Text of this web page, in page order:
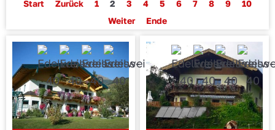
Start
Zurück 1 2 3 4 5 6 7 8 9
10
Weiter
Ende